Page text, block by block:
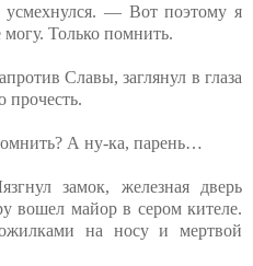
усмехнулся. — Вот поэтому я
могу. Только помнить.
Славы, заглянул в глаза
прочесть.
А ну-ка, парень…
замок, железная дверь
вошел майор в сером кителе.
на носу и мертвой